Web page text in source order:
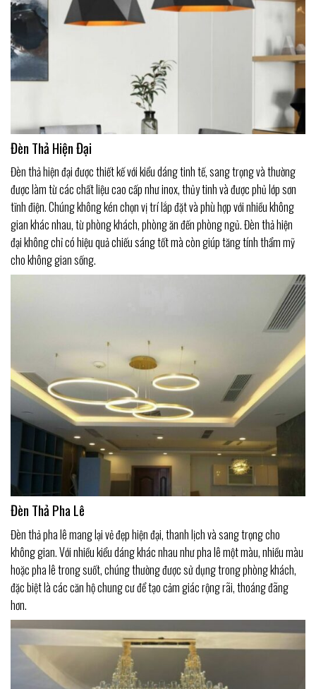
Đèn Thả Hiện Đại
Đèn thả hiện đại được thiết kế với kiểu dáng tinh tế, sang trọng và thường
được làm từ các chất liệu cao cấp như inox, thủy tinh và được phủ lớp sơn
tĩnh điện. Chúng không kén chọn vị trí lắp đặt và phù hợp với nhiều không
gian khác nhau, từ phòng khách, phòng ăn đến phòng ngủ. Đèn thả hiện
đại không chỉ có hiệu quả chiếu sáng tốt mà còn giúp tăng tính thẩm mỹ
cho không gian sống.
Đèn Thả Pha Lê
Đèn thả pha lê mang lại vẻ đẹp hiện đại, thanh lịch và sang trọng cho
không gian. Với nhiều kiểu dáng khác nhau như pha lê một màu, nhiều màu
hoặc pha lê trong suốt, chúng thường được sử dụng trong phòng khách,
đặc biệt là các căn hộ chung cư để tạo cảm giác rộng rãi, thoáng đãng
hơn.